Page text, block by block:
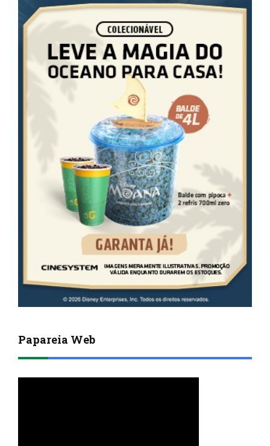
Papareia Web